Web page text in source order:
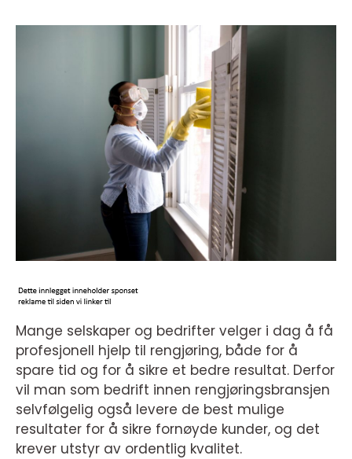
Mange selskaper og bedrifter velger i dag å få
profesjonell hjelp til rengjøring, både for å
spare tid og for å sikre et bedre resultat. Derfor
vil man som bedrift innen rengjøringsbransjen
selvfølgelig også levere de best mulige
resultater for å sikre fornøyde kunder, og det
krever utstyr av ordentlig kvalitet.